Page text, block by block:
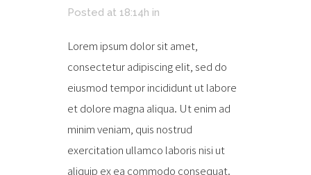
Posted at 18:14h in
Lorem ipsum dolor sit amet,
consectetur adipiscing elit, sed do
eiusmod tempor incididunt ut labore
et dolore magna aliqua. Ut enim ad
minim veniam, quis nostrud
exercitation ullamco laboris nisi ut
aliquip ex ea commodo consequat.